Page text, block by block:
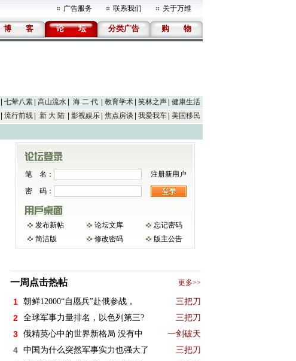
广告服务 联系我们 关于万维
博 客 论 坛 分类广告 购 物
七荤八素 高山流水 海 二 代 教育学术 笑林之声
健康生活
流行前线 新 大 陆 影视娱乐 焦点房谈 我爱我车 美国移民
笔 名：
注册新用户
密 码：
发布新帖 论坛文库
忘记密码
简洁版
修改密码 版主公告
一周点击热帖 更多>>
1 朝鲜12000“自愿兵”赴俄参战， 三把刀
2 全球军事力量排名，以色列第三? 三把刀
3 俄精英心中的世界新格局 没有中 一剑破天
4 中国为什么突然军事实力也强大了 三把刀